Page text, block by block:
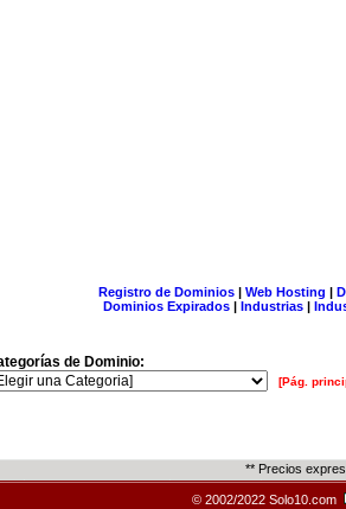
Registro de Dominios| Web Hosting |
Dominios Expirados | Industrias |
de Dominio:
[Pág.
** Precios
© 2002/2022 Solo10.com